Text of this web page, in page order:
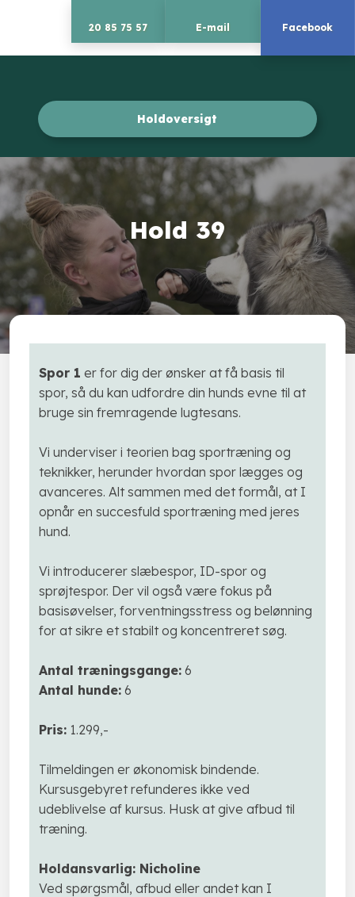
20 85 75 57 E-mail Facebook
Holdoversigt​
Hold 39
Spor 1 er for dig der ønsker at få basis til
spor, så du kan udfordre din hunds evne til at
bruge sin fremragende lugtesans.
Vi underviser i teorien bag sportræning og
teknikker, herunder hvordan spor lægges og
avanceres. Alt sammen med det formål, at I
opnår en succesfuld sportræning med jeres
hund.
Vi introducerer slæbespor, ID-spor og
sprøjtespor. Der vil også være fokus på
basisøvelser, forventningsstress og belønning
for at sikre et stabilt og koncentreret søg.
Antal træningsgange: 6
​Antal hunde: 6
Pris: 1.299,-
​Tilmeldingen er økonomisk bindende.
Kursusgebyret refunderes ikke ved
udeblivelse af kursus. Husk at give afbud til
træning.​
Holdansvarlig: Nicholine
​Ved spørgsmål, afbud eller andet kan I